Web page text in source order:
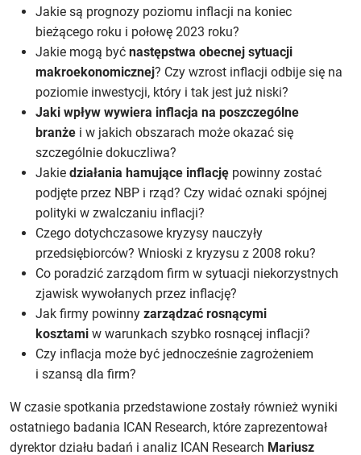
Jakie są prognozy poziomu inflacji na koniec
bieżącego roku i połowę 2023 roku?
Jakie mogą być następstwa obecnej sytuacji
makroekonomicznej? Czy wzrost inflacji odbije się na
poziomie inwestycji, który i tak jest już niski?
Jaki wpływ wywiera inflacja na poszczególne
branże i w jakich obszarach może okazać się
szczególnie dokuczliwa?
Jakie działania hamujące inflację powinny zostać
podjęte przez NBP i rząd? Czy widać oznaki spójnej
polityki w zwalczaniu inflacji?
Czego dotychczasowe kryzysy nauczyły
przedsiębiorców? Wnioski z kryzysu z 2008 roku?
Co poradzić zarządom firm w sytuacji niekorzystnych
zjawisk wywołanych przez inflację?
Jak firmy powinny zarządzać rosnącymi
kosztami w warunkach szybko rosnącej inflacji?
Czy inflacja może być jednocześnie zagrożeniem
i szansą dla firm?
W czasie spotkania przedstawione zostały również wyniki
ostatniego badania ICAN Research, które zaprezentował
dyrektor działu badań i analiz ICAN Research Mariusz